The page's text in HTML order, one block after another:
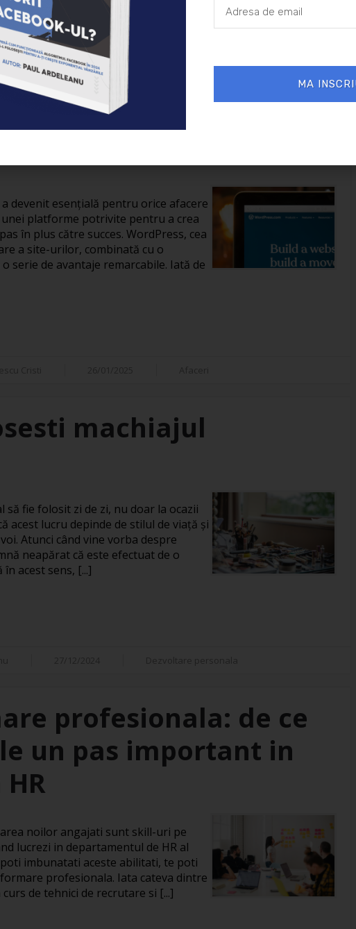
26/01/2025
creării unui site în
devenit esențială pentru orice afacere
platforme potrivite pentru a crea
în plus către succes. WordPress, cea
a site-urilor, combinată cu o
serie de avantaje remarcabile. Iată de
machiajul
fie folosit zi de zi, nu doar la ocazii
acest lucru depinde de stilul de viață și
Atunci când vine vorba despre
neapărat că este efectuat de o
acest sens, [...]
profesionala: de ce
un pas important in
noilor angajati sunt skill-uri pe
lucrezi in departamentul de HR al
imbunatati aceste abilitati, te poti
profesionala. Iata cateva dintre
de tehnici de recrutare si [...]
MA